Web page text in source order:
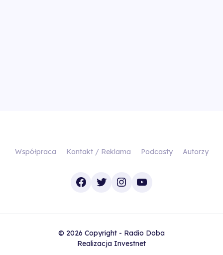
Współpraca Kontakt / Reklama Podcasty Autorzy
Facebook
TwitterInstagram
YouTube
© 2026 Copyright - Radio Doba
Realizacja Investnet